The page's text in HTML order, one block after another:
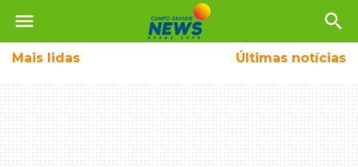
menu search
Mais lidas Últimas notícias